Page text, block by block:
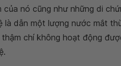
nó cũng như những di
là dẫn một lượng nước mắt
chí không hoạt động